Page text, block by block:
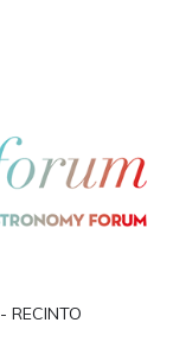
-RECINTO